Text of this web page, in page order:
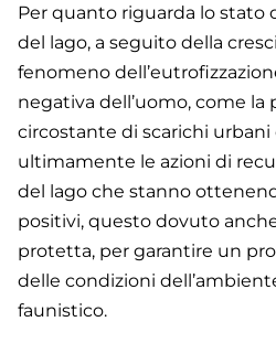
Per quanto riguarda lo stato
del lago, a seguito della
fenomeno
negativa dell’uomo, come la
circostante di scarichi
ultimamente le azioni di
del lago che stanno
positivi, questo dovuto
protetta, per garantire un
delle condizioni
faunistico.